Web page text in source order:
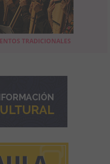
TRADICIONALES